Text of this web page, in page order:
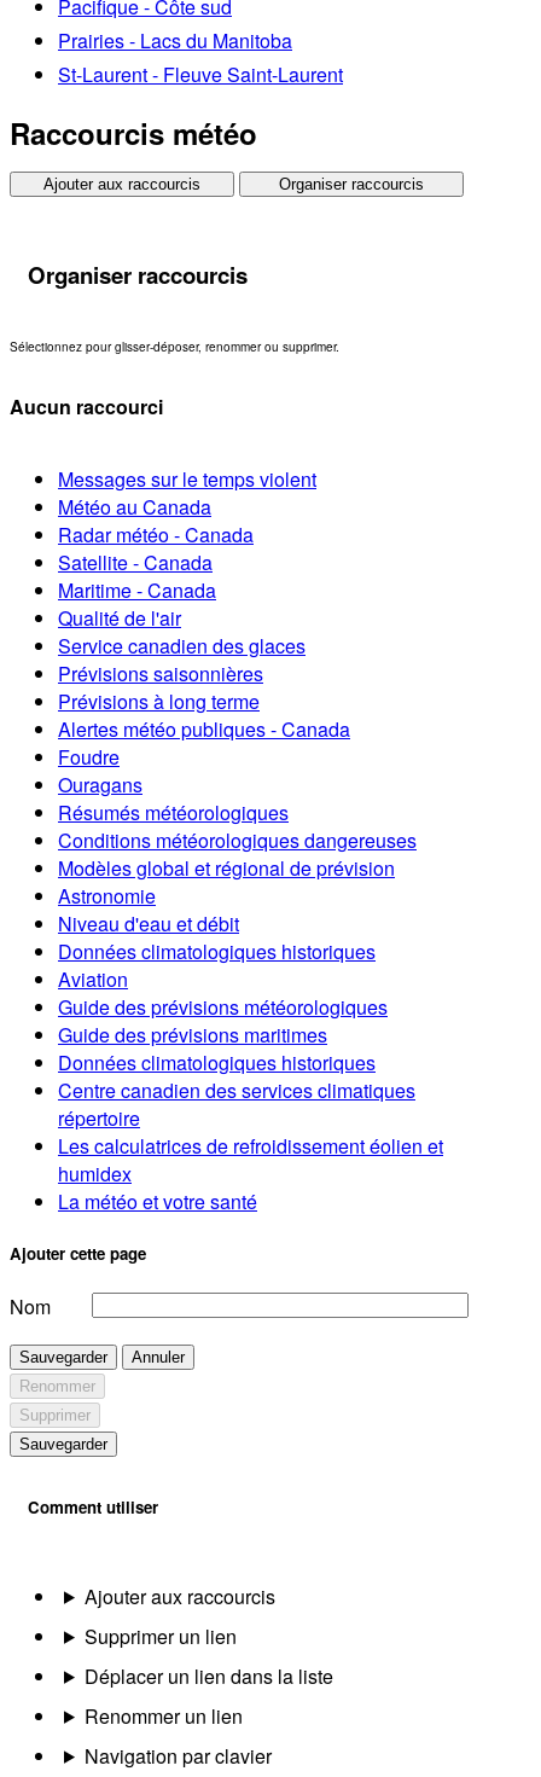
Pacifique - Côte sud
Prairies - Lacs du Manitoba
St-Laurent - Fleuve Saint-Laurent
Raccourcis météo
Ajouter aux raccourcis Organiser raccourcis
Organiser raccourcis
Sélectionnez pour glisser-déposer, renommer ou supprimer.
Aucun raccourci
Messages sur le temps violent
Météo au Canada
Radar météo - Canada
Satellite - Canada
Maritime - Canada
Qualité de l'air
Service canadien des glaces
Prévisions saisonnières
Prévisions à long terme
Alertes météo publiques - Canada
Foudre
Ouragans
Résumés météorologiques
Conditions météorologiques dangereuses
Modèles global et régional de prévision
Astronomie
Niveau d'eau et débit
Données climatologiques historiques
Aviation
Guide des prévisions météorologiques
Guide des prévisions maritimes
Données climatologiques historiques
Centre canadien des services climatiques
répertoire
Les calculatrices de refroidissement éolien et
humidex
La météo et votre santé
Ajouter cette page
Nom
Sauvegarder
Annuler
Renommer
Supprimer
Sauvegarder
Comment utiliser
Ajouter aux raccourcis
Supprimer un lien
Déplacer un lien dans la liste
Renommer un lien
Navigation par clavier